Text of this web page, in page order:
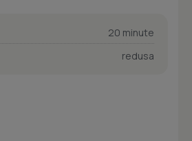
20 minute
redusa